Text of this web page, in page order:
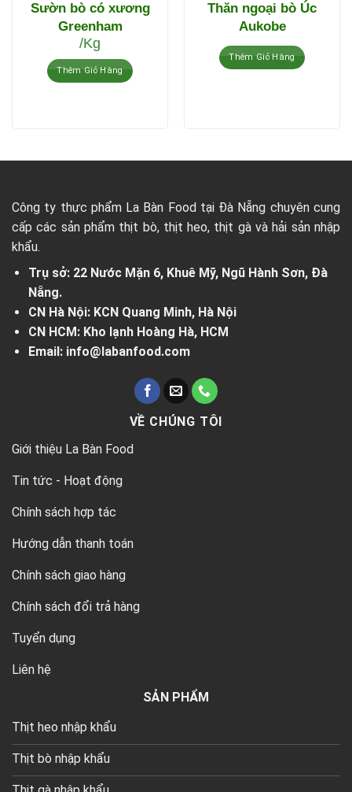
Sườn bò có xương
Greenham
/Kg
Thêm Giỏ Hàng
Thăn ngoại bò Úc
Aukobe
Thêm Giỏ Hàng
Công ty thực phẩm La Bàn Food tại Đà Nẵng chuyên cung
cấp các sản phẩm thịt bò, thịt heo, thịt gà và hải sản nhập
khẩu.
Trụ sở: 22 Nước Mặn 6, Khuê Mỹ, Ngũ Hành Sơn, Đà
Nẵng.
CN Hà Nội: KCN Quang Minh, Hà Nội
CN HCM: Kho lạnh Hoàng Hà, HCM
Email: info@labanfood.com
VỀ CHÚNG TÔI
Giới thiệu La Bàn Food
Tin tức - Hoạt động
Chính sách hợp tác
Hướng dẫn thanh toán
Chính sách giao hàng
Chính sách đổi trả hàng
Tuyển dụng
Liên hệ
SẢN PHẨM
Thịt heo nhập khẩu
Thịt bò nhập khẩu